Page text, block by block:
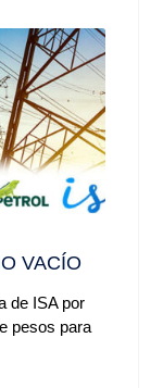
VACÍO
de ISA por
pesos para